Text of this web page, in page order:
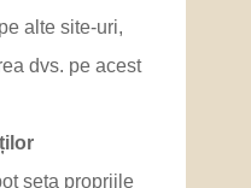
alte site-uri,
dvs. pe acest
seta propriile